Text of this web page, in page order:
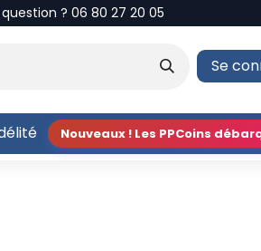
? 06 80 27 20 05
Se
Nouveaux ! Les PPCoins